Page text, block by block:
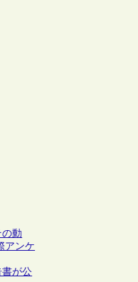
動
アンケ
書が公